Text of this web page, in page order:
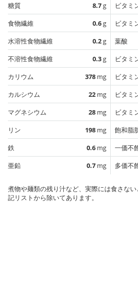
糖質
8.7g
食物繊維
0.6g
水溶性食物繊維
0.2g
不溶性食物繊維
0.3g
カリウム
378 mg
カルシウム
22 mg
マグネシウム
28 mg
リン
198 mg
鉄
0.6 mg
亜鉛
0.7 mg
ビタミ
ビタミ
葉酸
ビタミ
ビタミ
ビタミ
ビタミ
飽和脂
一価不
多価不
煮物や麺類の残り汁など、実際には食さな
記リストから除いてあります。